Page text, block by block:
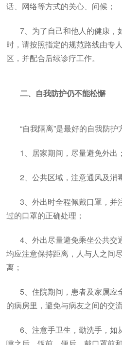
话、网络等方式的关心、问候；
7、为了自己和他人的健康，
时，请按照指定的规范路线由专
区，并配合后续诊疗工作。
二、自我防护仍不能松懈
“自我隔离”是最好的自我防护
1、居家期间，尽量避免外出；
2、公共区域，注意通风及消
3、外出时全程佩戴口罩，并
过的口罩的正确处理；
4、外出尽量避免乘坐公共交
均应注意保持距离，人与人之间
离；
5、住院期间，患者及家属应
的病房里，避免与病友之间的交
6、注意手卫生，勤洗手，如